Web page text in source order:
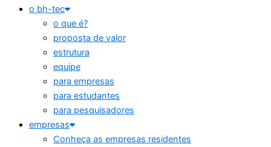
o bh-tec
o que é?
proposta de valor
estrutura
equipe
para empresas
para estudantes
para pesquisadores
empresas
Conheça as empresas residentes